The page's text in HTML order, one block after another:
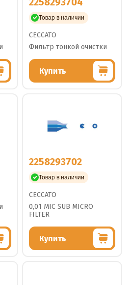
Товар в наличии
CECCATO
Фильтр тонкой очистки
Купить
2258293702
Товар в наличии
CECCATO
0,01 MIC SUB MICRO
FILTER
Купить